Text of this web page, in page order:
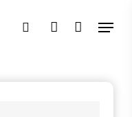
pesquisaraccount
Menu